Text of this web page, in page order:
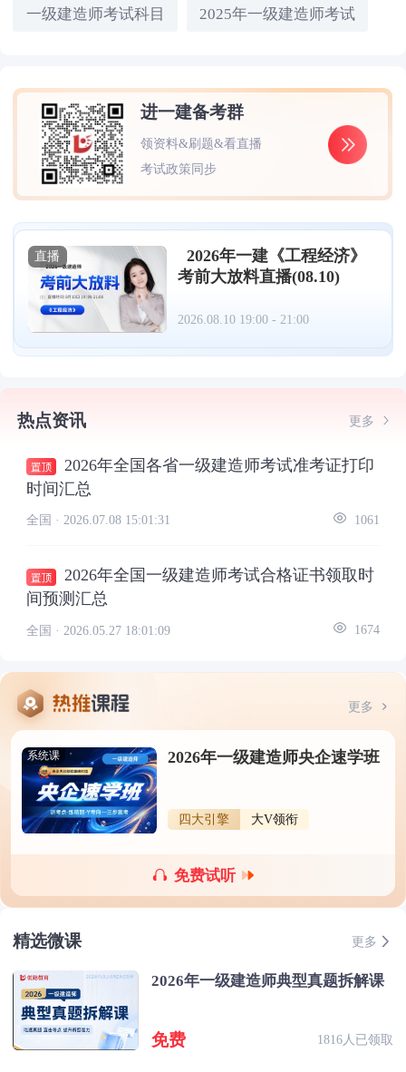
一级建造师考试科目 2025年一级建造师考试
进一建备考群
领资料&刷题&看直播
考试政策同步
直播
2026年一建《工程经济》
考前大放料直播(08.10)
2026.08.10 19:00 - 21:00
热点资讯 更多
2026年全国各省一级建造师考试准考证打印
时间汇总
全国 · 2026.07.08 15:01:31 1061
2026年全国一级建造师考试合格证书领取时
间预测汇总
全国 · 2026.05.27 18:01:09 1674
更多
系统课 2026年一级建造师央企速学班
四大引擎 大V领衔
免费试听
精选微课 更多
2026年一级建造师典型真题拆解课
免费 1816人已领取